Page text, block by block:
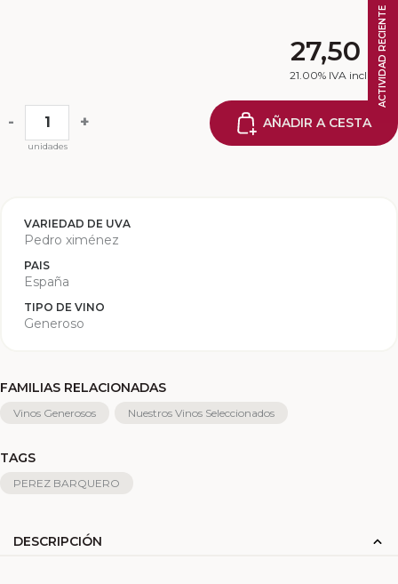
27,50 €
21.00% IVA incluido
-
unidades
+ AÑADIR A CESTA
VARIEDAD DE UVA
Pedro ximénez
PAIS
España
TIPO DE VINO
Generoso
FAMILIAS RELACIONADAS
Vinos Generosos Nuestros Vinos Seleccionados
TAGS
PEREZ BARQUERO
DESCRIPCIÓN
ACTIVIDAD RECIENTE